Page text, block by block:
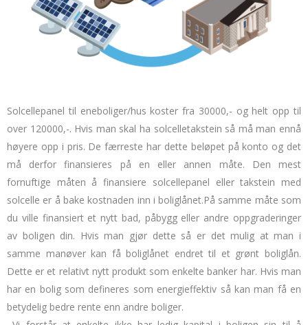
Solcellepanel til eneboliger/hus koster fra 30000,- og helt opp til
over 120000,-. Hvis man skal ha solcelletakstein så må man ennå
høyere opp i pris. De færreste har dette beløpet på konto og det
må derfor finansieres på en eller annen måte.
Den mest
fornuftige måten å finansiere solcellepanel eller takstein med
solcelle er å bake kostnaden inn i boliglånet.På samme måte som
du ville finansiert et nytt bad, påbygg eller andre oppgraderinger
av boligen din. Hvis man gjør dette så er det mulig at man i
samme manøver kan få boliglånet endret til et grønt boliglån.
Dette er et relativt nytt produkt som enkelte banker har. Hvis man
har en bolig som defineres som energieffektiv så kan man få en
betydelig bedre rente enn andre boliger.